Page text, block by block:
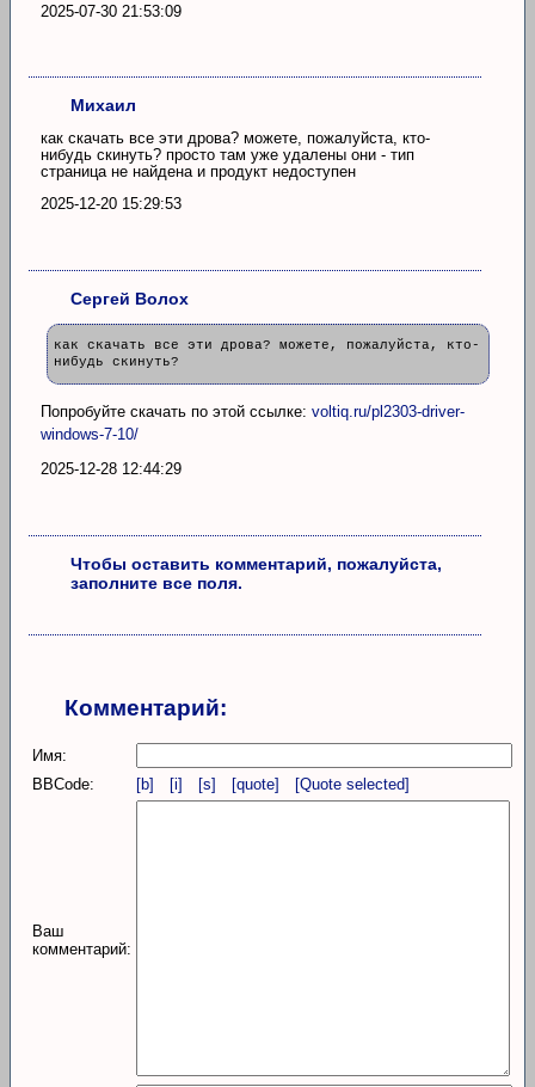
2025-07-30 21:53:09
Михаил
как скачать все эти дрова? можете, пожалуйста, кто-
нибудь скинуть? просто там уже удалены они - тип
страница не найдена и продукт недоступен
2025-12-20 15:29:53
Сергей Волох
как скачать все эти дрова? можете, пожалуйста, кто-
нибудь скинуть?
Попробуйте скачать по этой ссылке: voltiq.ru/pl2303-driver-
windows-7-10/
2025-12-28 12:44:29
Чтобы оставить комментарий, пожалуйста,
заполните все поля.
Комментарий:
Имя:
BBCode:
[b] [i] [s] [quote] [Quote selected]
Ваш
комментарий: